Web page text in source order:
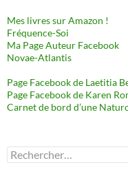
Mes livres sur Amazon !
Fréquence-Soi
Ma Page Auteur Facebook
Novae-Atlantis
Page Facebook de Laetitia
Page Facebook de Karen
Carnet de bord d’une
Rechercher :